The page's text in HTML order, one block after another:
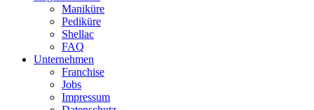
Maniküre
Pediküre
Shellac
FAQ
Unternehmen
Franchise
Jobs
Impressum